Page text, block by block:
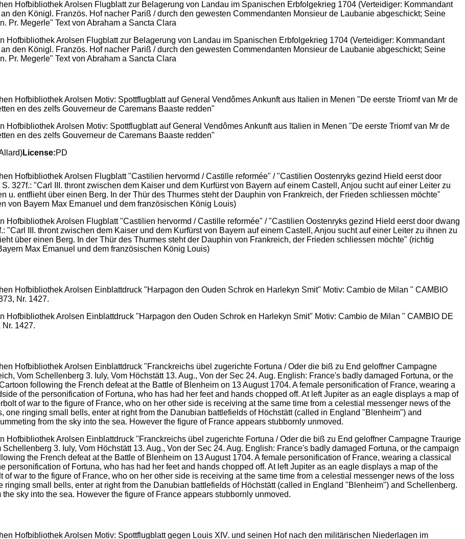
Hofbibliothek Arolsen Flugblatt zur Belagerung von Landau im Spanischen Erbfolgekrieg 1704 (Verteidiger: Kommandant
den Königl. Französ. Hof nacher Pariß / durch den gewesten Commendanten Monsieur de Laubanie abgeschickt; Seine
Pr. Megerle" Text von Abraham a Sancta Clara
Arolsen Motiv: Spottflugblatt auf General Vendômes Ankunft aus Italien in Menen "De eerste Triomf van Mr de
en des zelfs Gouverneur de Caremans Baaste redden"
License:PD
Hofbibliothek Arolsen Flugblatt "Castilien hervormd / Castille reformée" / "Castilien Oostenryks gezind Hield eerst door dwang
"Carl III. thront zwischen dem Kaiser und dem Kurfürst von Bayern auf einem Castell, Anjou sucht auf einer Leiter zu ihnen zu
über einen Berg. In der Thür des Thurmes steht der Dauphin von Frankreich, der Frieden schliessen möchte" (richtig
Max Emanuel und dem französischen König Louis)
Hofbibliothek Arolsen Einblattdruck "Harpagon den Ouden Schrok en Harlekyn Smit" Motiv: Cambio de Milan " CAMBIO DE
1427.
Hofbibliothek Arolsen Einblattdruck "Franckreichs übel zugerichte Fortuna / Oder die biß zu End geloffner Campagne Traurige
3. Iuly, Vom Höchstätt 13. Aug., Von der Sec 24. Aug. English: France's badly damaged Fortuna, or the campaign
the French defeat at the Battle of Blenheim on 13 August 1704. A female personification of France, wearing a classical
personification of Fortuna, who has had her feet and hands chopped off. At left Jupiter as an eagle displays a map of the
war to the figure of France, who on her other side is receiving at the same time from a celestial messenger news of the loss
small bells, enter at right from the Danubian battlefields of Höchstätt (called in England "Blenheim") and Schellenberg.
sky into the sea. However the figure of France appears stubbornly unmoved.